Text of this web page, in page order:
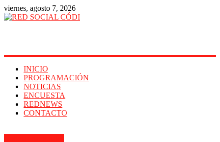
viernes, agosto 7, 2026
CÓDI
IMAGEN
INTERNET
INICIO
PROGRAMACIÓN
NOTICIAS
ENCUESTA
REDNEWS
CONTACTO